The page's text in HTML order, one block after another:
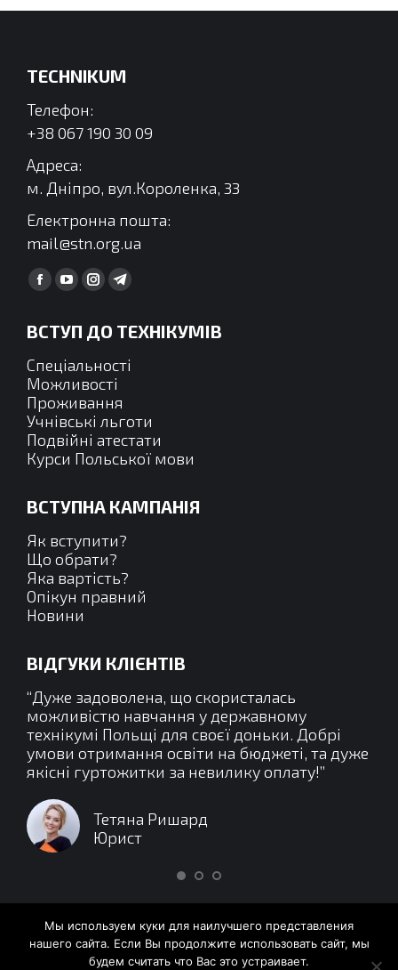
TECHNIKUM
Телефон:
+38 067 190 30 09
Адреса:
м. Дніпро, вул.Короленка, 33
Електронна пошта:
mail@stn.org.ua
Find us on:
Facebook
відкривається
у
новому
вікні
YouTube
відкривається
у
новому
вікні
Instagram
відкривається
у
новому
вікні
Telegram
відкривається
у
вікні
ВСТУП ДО ТЕХНІКУМІВ
Спеціальності
Можливості
Проживання
Учнівські льготи
Подвійні атестати
Курси Польської мови
ВСТУПНА КАМПАНІЯ
Як вступити?
Що обрати?
Яка вартість?
Опікун правний
Новини
ВІДГУКИ КЛІЄНТІВ
“Дуже задоволена, що скористалась
можливістю навчання у державному
технікумі Польщі для своєї доньки. Добрі
умови отримання освіти на бюджеті, та дуже
якісні гуртожитки за невилику оплату!”
Тетяна Ришард
Юрист
Мы используем куки для наилучшего представления
нашего сайта. Если Вы продолжите использовать сайт, мы
будем считать что Вас это устраивает.